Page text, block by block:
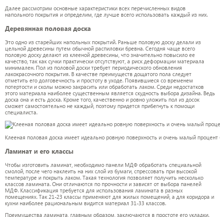
Далее рассмотрим основные характеристики всех перечисленных видов
напольного покрытия и определим, где лучше всего использовать каждый из них.
Деревянная половая доска
Это одно из старейших напольных покрытий. Раньше половую доску делали из
цельной древесины путем обычной распиловки бревна. Сегодня чаще всего
половую доску делают из клееной древесины, что значительно повысило ее
качество, так как сучки практически отсутствуют, а риск деформации материала
минимален. Пол из половой доски требует периодического обновления
лакокрасочного покрытия. В качестве преимуществ дощатого пола следует
отметить его долговечность и простоту в уходе. Появившиеся со временем
потертости и сколы можно закрасить или обработать лаком. Среди недостатков
этого материала наиболее существенным является скудность выбора дизайна. Ведь
доска она и есть доска. Кроме того, качественно и ровно уложить пол из досок
сможет самостоятельно не каждый, поэтому придется прибегнуть к помощи
специалиста.
Клееная половая доска имеет идеально ровную поверхность и очень малый процент
Ламинат и его классы
Чтобы изготовить ламинат, необходимо панели МДФ обработать специальной
смолой, после чего наклеить на них слой из бумаги, спрессовать при высокой
температуре и покрыть лаком. Такая технология позволяет получить несколько
классов ламината. Они отличаются по прочности и зависят от выбора панелей
МДФ. Классификация требуется для использования ламината в разных
помещениях. Так 21-23 классы применяют для жилых помещений, а для коридора и
кухни наиболее рациональным видится материал 31-33 классов.
Преимущества ламината, главным образом, заключаются в простоте его укладки.